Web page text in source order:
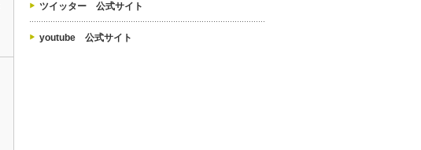
ツイッター 公式サイト
youtube 公式サイト